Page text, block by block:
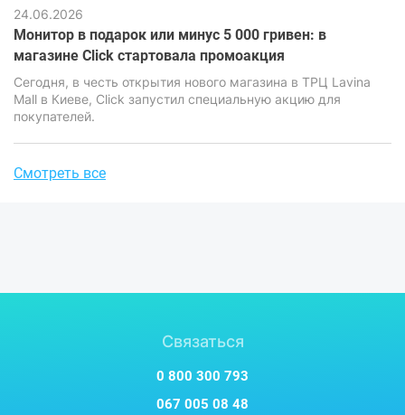
поэтому вопрос выбора между облачными сервисами и
локальными накопителями стоит особенно остро.
24.06.2026
Монитор в подарок или минус 5 000 гривен: в
магазине Click стартовала промоакция
Сегодня, в честь открытия нового магазина в ТРЦ Lavina
Mall в Киеве, Click запустил специальную акцию для
покупателей.
Смотреть все
Связаться
0 800 300 793
067 005 08 48